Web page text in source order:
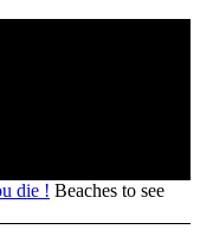
Beaches to see